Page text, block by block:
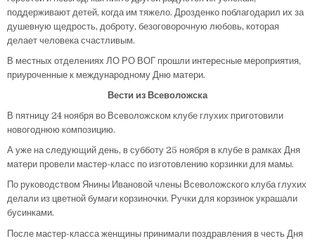
поддерживают детей, когда им тяжело. Дрозденко поблагодарил их за
душевную щедрость, доброту, безоговорочную любовь, которая
делает человека счастливым.
В местных отделениях ЛО РО ВОГ прошли интересные мероприятия,
приуроченные к международному Дню матери.
Вести из Всеволожска
В пятницу 24 ноября во Всеволожском клубе глухих приготовили
новогоднюю композицию.
А уже на следующий день, в субботу 25 ноября в клубе в рамках Дня
матери провели мастер-класс по изготовлению корзинки для мамы.
По руководством Янины Ивановой члены Всеволожского клуба глухих
делали из цветной бумаги корзиночки. Ручки для корзинок украшали
бусинками.
После мастер-класса женщины принимали поздравления в честь Дня